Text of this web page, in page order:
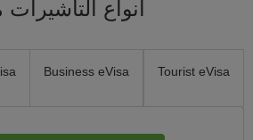
أنواع
Tourist eVisa
Business eVisa